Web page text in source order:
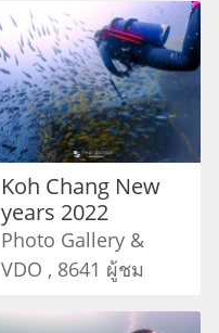
Koh Chang New
years 2022
Photo Gallery &
VDO , 8641 ผู้ชม